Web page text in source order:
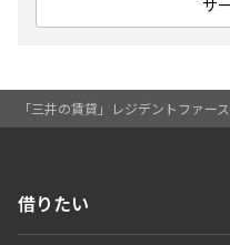
「三井の賃貸」レジデントファー
設
検索対象
サ
借りたい